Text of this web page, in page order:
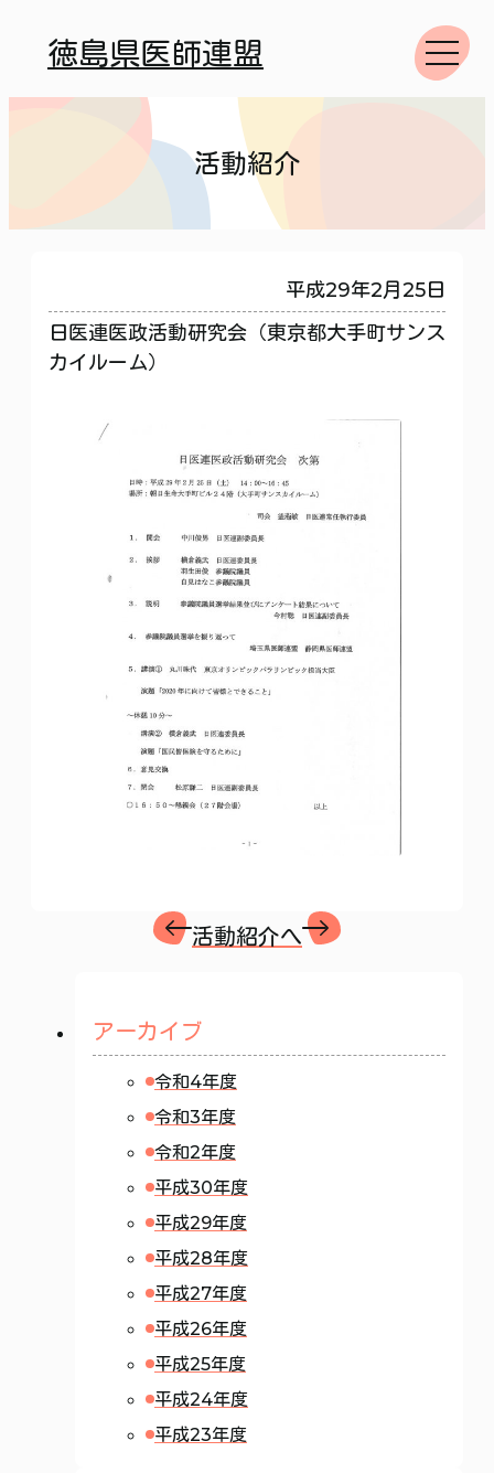
徳島県医師連盟
活動紹介
アーカイブ
令和4年度
令和3年度
令和2年度
平成30年度
平成29年度
平成28年度
平成27年度
平成26年度
平成25年度
平成24年度
平成23年度
日医連医政活動研究会（東京都大手町サンス
カイルーム）
平成29年2月25日
活動紹介へ